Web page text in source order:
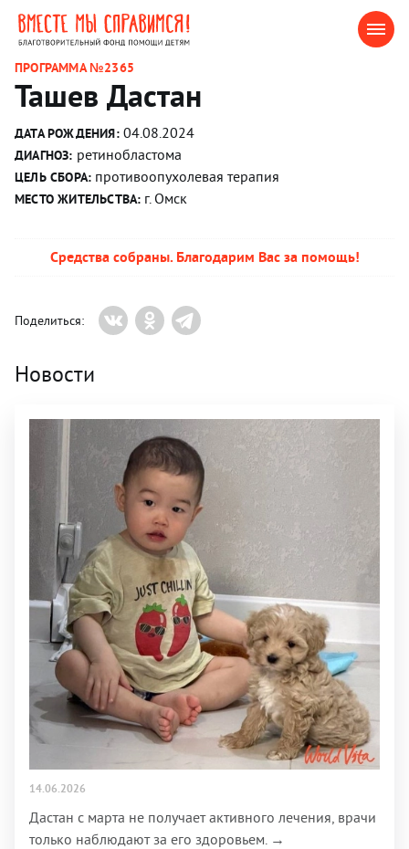
ПРОГРАММА №2365
Ташев Дастан
ДАТА РОЖДЕНИЯ:04.08.2024
ДИАГНОЗ: ретинобластома
ЦЕЛЬ СБОРА: противоопухолевая терапия
МЕСТО ЖИТЕЛЬСТВА: г. Омск
Средства собраны. Благодарим Вас за помощь!
Поделиться:
Новости
14.06.2026
Дастан с марта не получает активного лечения, врачи
только наблюдают за его здоровьем. →